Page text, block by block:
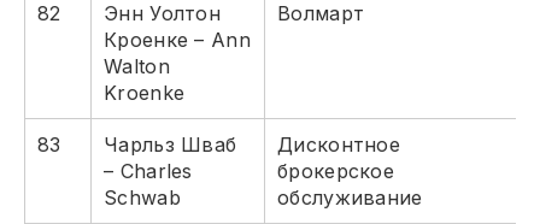
82
Энн Уолтон
Кроенке – Ann
Walton
Kroenke
Волмарт
83
Чарльз Шваб
– Charles
Schwab
Дисконтное
брокерское
обслуживание